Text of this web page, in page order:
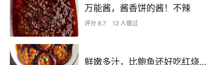
万能酱，酱香饼的酱！不辣
评分 8.7 12 人做过
鲜嫩多汁，比鲍鱼还好吃红烧香菇